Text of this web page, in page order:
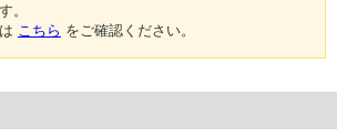
。
こちら をご確認ください。